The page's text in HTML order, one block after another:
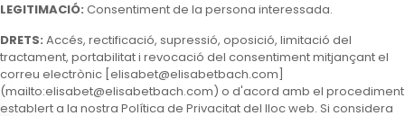
LEGITIMACIÓ: Consentiment de la persona interessada.
DRETS: Accés, rectificació, supressió, oposició, limitació del
tractament, portabilitat i revocació del consentiment mitjançant el
correu electrònic [ elisabet@elisabetbach.com
(mailto:elisabet@elisabetbach.com) o d'acord amb el procediment
establert a la nostra Política de Privacitat del lloc web. Si considera